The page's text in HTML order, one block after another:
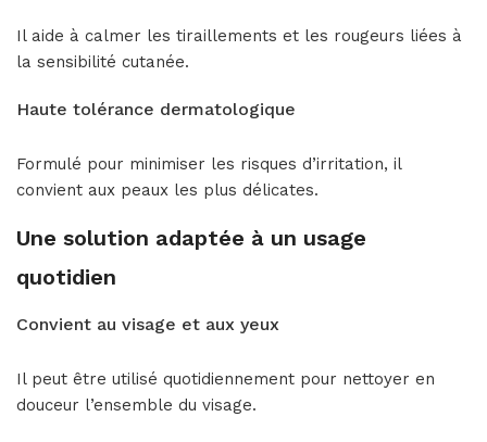
Il aide à calmer les tiraillements et les rougeurs liées à
la sensibilité cutanée.
Haute tolérance dermatologique
Formulé pour minimiser les risques d’irritation, il
convient aux peaux les plus délicates.
Une solution adaptée à un usage
quotidien
Convient au visage et aux yeux
Il peut être utilisé quotidiennement pour nettoyer en
douceur l’ensemble du visage.